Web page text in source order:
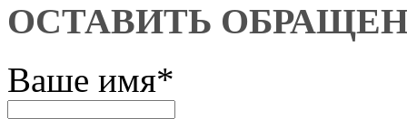
ОСТАВИТЬ
Ваше имя*